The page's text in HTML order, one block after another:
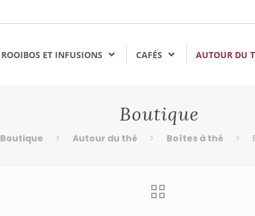
ROOIBOS ET INFUSIONS CAFÉS AUTOUR DU
Boutique
Boutique Autour du thé Boîtes à thé